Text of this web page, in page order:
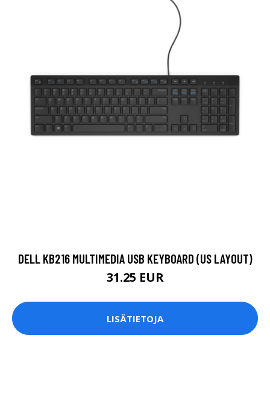
DELL KB216 MULTIMEDIA USB KEYBOARD (US LAYOUT)
31.25 EUR
LISÄTIETOJA